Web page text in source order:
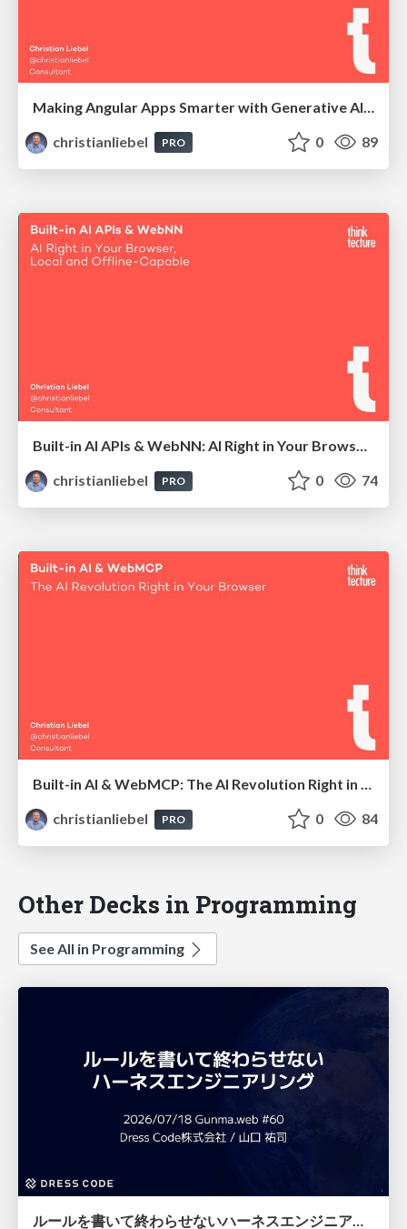
christianliebel
PRO 0 89
Built-in AI APIs & WebNN: AI Right in Your Browser, Local and Offline-Capable
christianliebel
PRO 0 74
Built-in AI & WebMCP: The AI Revolution Right in Your Browser
christianliebel
PRO 0 84
Other Decks in Programming
See All in Programming